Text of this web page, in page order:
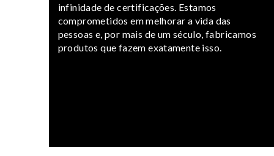
infinidade de certificações. Estamos
comprometidos em melhorar a vida das
pessoas e, por mais de um século, fabricamos
produtos que fazem exatamente isso.